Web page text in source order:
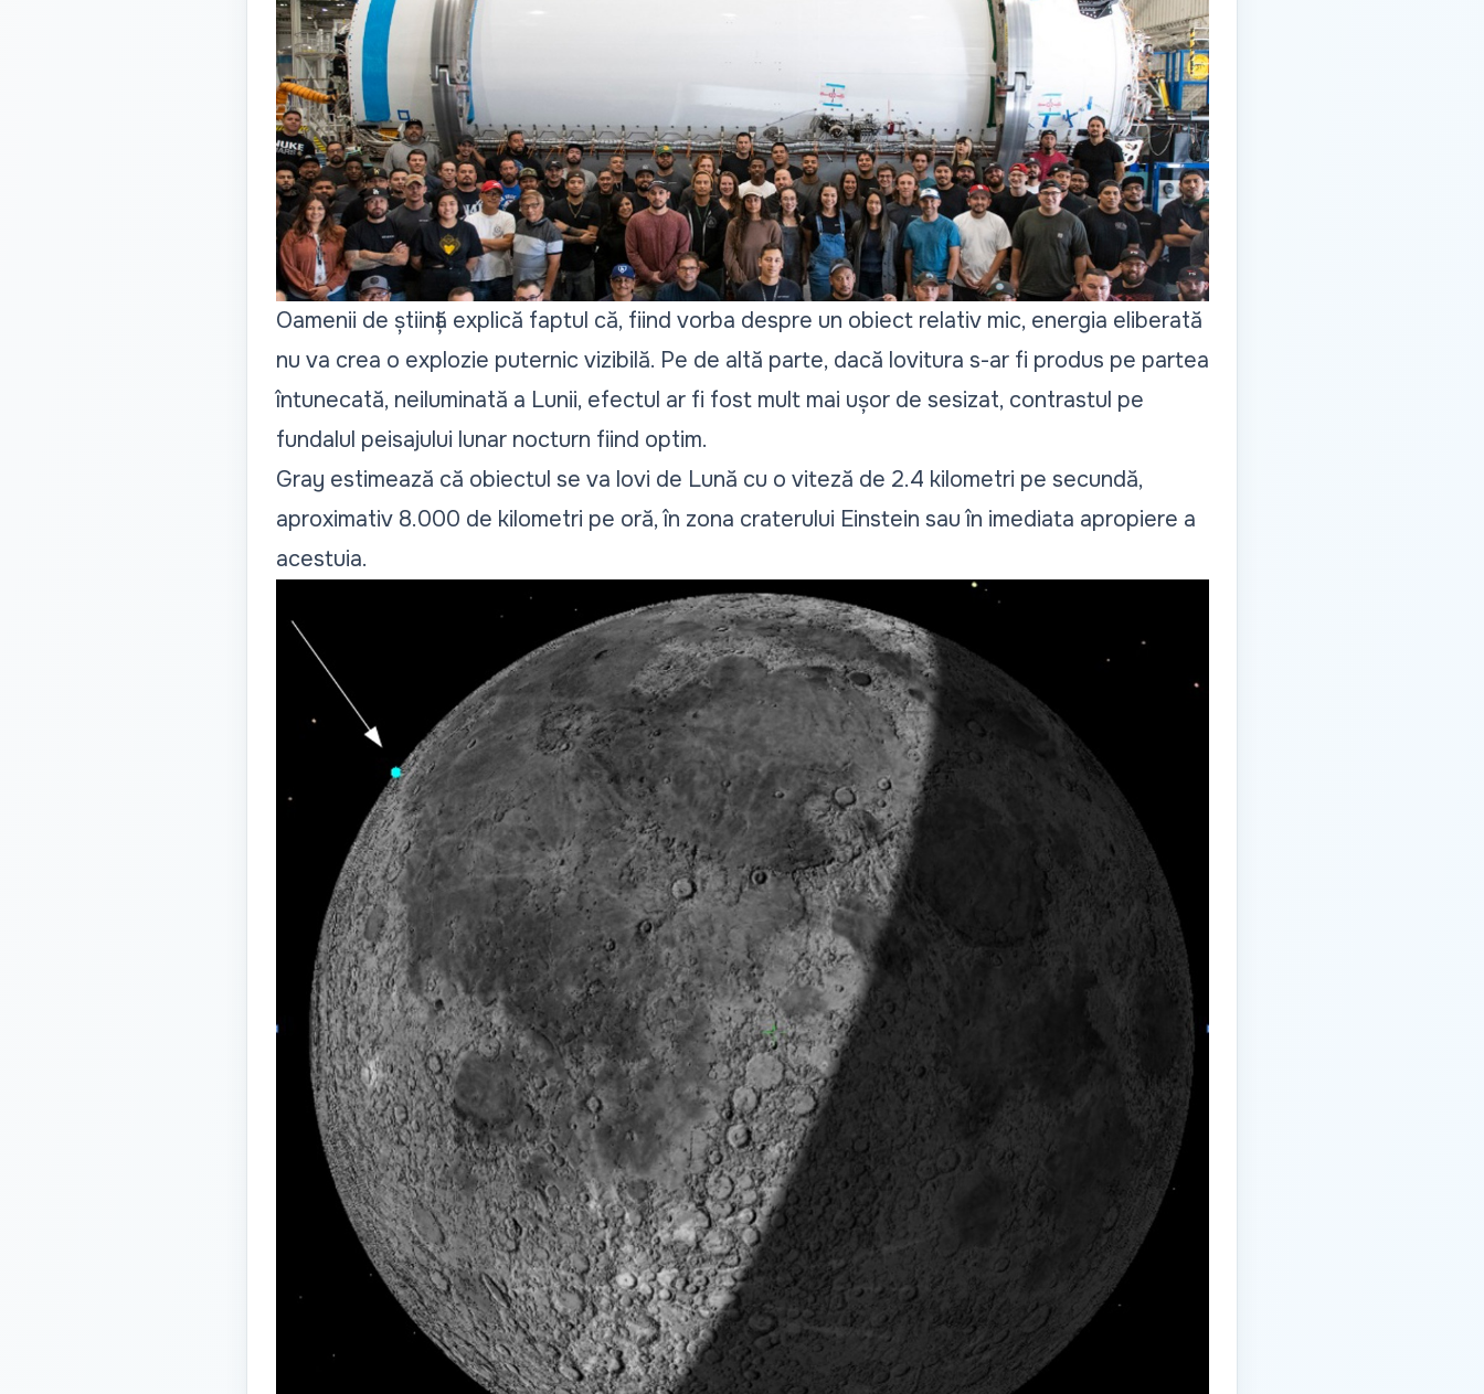
Oamenii de știință explică faptul că, fiind vorba despre un obiect relativ mic, energia eliberată
nu va crea o explozie puternic vizibilă. Pe de altă parte, dacă lovitura s-ar fi produs pe partea
întunecată, neiluminată a Lunii, efectul ar fi fost mult mai ușor de sesizat, contrastul pe
fundalul peisajului lunar nocturn fiind optim.
Gray estimează că obiectul se va lovi de Lună cu o viteză de 2.4 kilometri pe secundă,
aproximativ 8.000 de kilometri pe oră, în zona craterului Einstein sau în imediata apropiere a
acestuia.